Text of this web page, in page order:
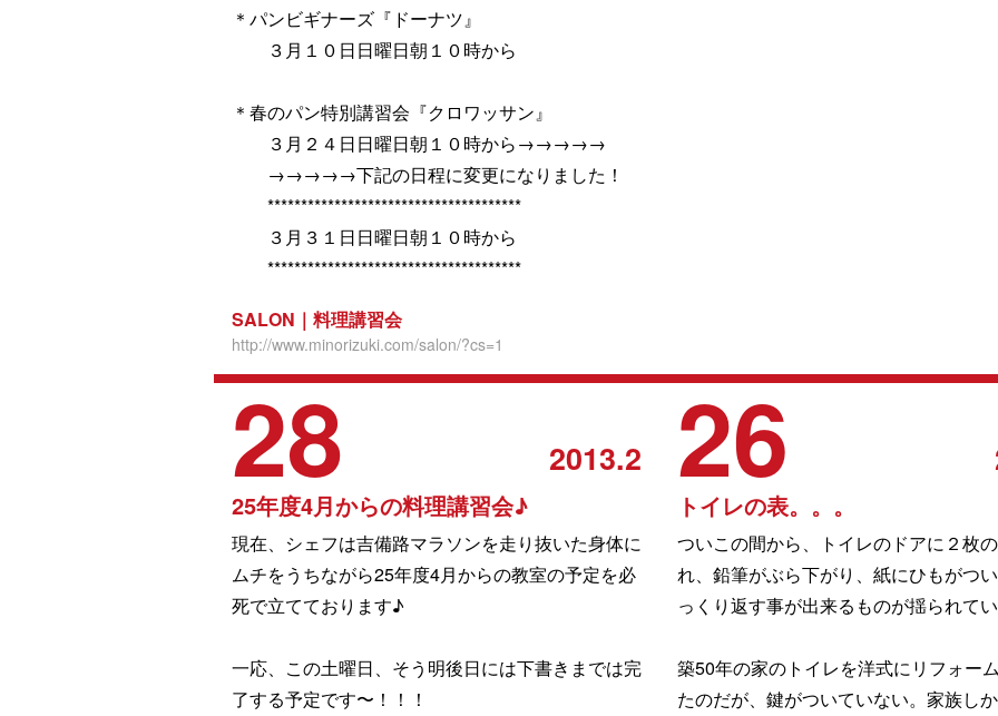
＊パンビギナーズ『ドーナツ』
３月１０日日曜日朝１０時から
＊春のパン特別講習会『クロワッサン』
３月２４日日曜日朝１０時から→→→→→
→→→→→下記の日程に変更になりました！
**************************************
３月３１日日曜日朝１０時から
**************************************
SALON｜料理講習会
http://www.minorizuki.com/salon/?cs=1
25年度4月からの料理講習会♪
2013.2
28
現在、シェフは吉備路マラソンを走り抜いた身体に
ムチをうちながら25年度4月からの教室の予定を必
死で立てております♪
一応、この土曜日、そう明後日には下書きまでは完
了する予定です〜！！！
トイレの表。。。
26
ついこの間から、トイレのドアに２枚
れ、鉛筆がぶら下がり、紙にひもがつ
っくり返す事が出来るものが揺られてい
築50年の家のトイレを洋式にリフォー
たのだが、鍵がついていない。家族し